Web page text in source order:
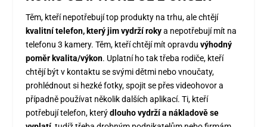
Těm, kteří nepotřebují top produkty na trhu, ale chtějí
kvalitní telefon, který jim vydrží rokya nepotřebují mít na
telefonu 3 kamery. Těm, kteří chtějí mít opravdu výhodný
poměr kvalita/výkon. Uplatní ho tak třeba rodiče, kteří
chtějí být v kontaktu se svými dětmi nebo vnoučaty,
prohlédnout si hezké fotky, spojit se přes videohovor a
případně používat několik dalších aplikací. Ti, kteří
potřebují telefon, kterýdlouho vydrží a nákladově se